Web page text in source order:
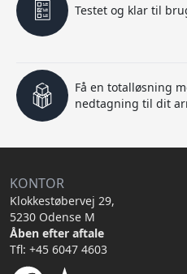
Testet og klar til
Få en totalløsning
nedtagning til dit
KONTOR
Klokkestøbervej 29,
5230 Odense M
Åben efter aftale
Tfl: +45 6047 4603